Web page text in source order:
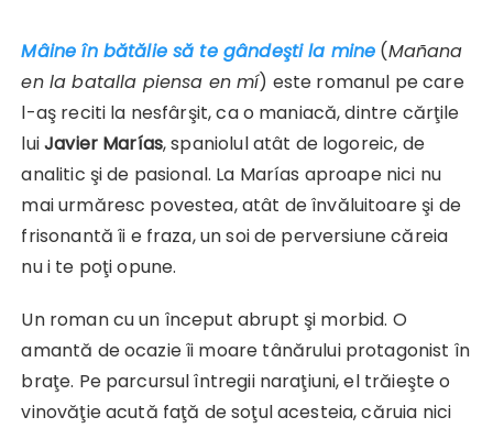
Mâine în bătălie să te gândeşti la mine (Mañana
en la batalla piensa en mí) este romanul pe care
l-aş reciti la nesfârşit, ca o maniacă, dintre cărţile
luiJavier Marías, spaniolul atât de logoreic, de
analitic şi de pasional. La Marías aproape nici nu
mai urmăresc povestea, atât de învăluitoare şi de
frisonantă îi e fraza, un soi de perversiune căreia
nu i te poţi opune.
Un roman cu un început abrupt şi morbid. O
amantă de ocazie îi moare tânărului protagonist în
braţe. Pe parcursul întregii naraţiuni, el trăieşte o
vinovăţie acută faţă de soţul acesteia, căruia nici